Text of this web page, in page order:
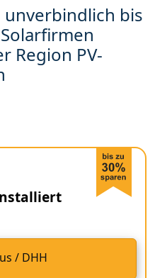
unverbindlich bis
Region PV-
/ DHH